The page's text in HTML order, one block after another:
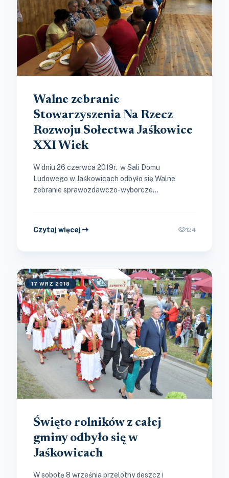
Walne zebranie
Stowarzyszenia Na Rzecz
Rozwoju Sołectwa Jaśkowice
XXI Wiek
W dniu 26 czerwca 2019r. w Sali Domu
Ludowego w Jaśkowicach odbyło się Walne
zebranie sprawozdawczo-wyborcze
Czytaj więcej arrow_right_alt visibility124
17 WRZ 2018
Święto rolników z całej
gminy odbyło się w
Jaśkowicach
W sobotę 8 września przelotny deszcz i